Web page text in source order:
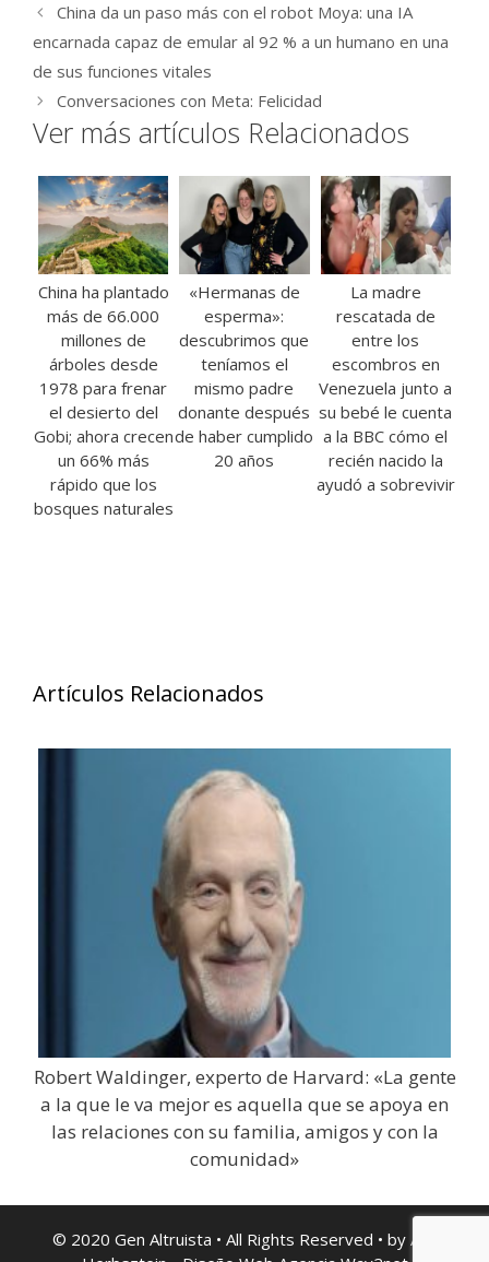
China da un paso más con el robot Moya: una IA
encarnada capaz de emular al 92 % a un humano en una
de sus funciones vitales
Conversaciones con Meta: Felicidad
Ver más artículos Relacionados
China ha plantado
más de 66.000
millones de
árboles desde
1978 para frenar
el desierto del
Gobi; ahora crecen
un 66% más
rápido que los
bosques naturales
«Hermanas de
esperma»:
descubrimos que
teníamos el
mismo padre
donante después
de haber cumplido
20 años
La madre
rescatada de
entre los
escombros en
Venezuela junto a
su bebé le cuenta
a la BBC cómo el
recién nacido la
ayudó a sobrevivir
Artículos Relacionados
Robert Waldinger, experto de Harvard: «La gente
a la que le va mejor es aquella que se apoya en
las relaciones con su familia, amigos y con la
comunidad»
© 2020 Gen Altruista • All Rights Reserved • by Ana